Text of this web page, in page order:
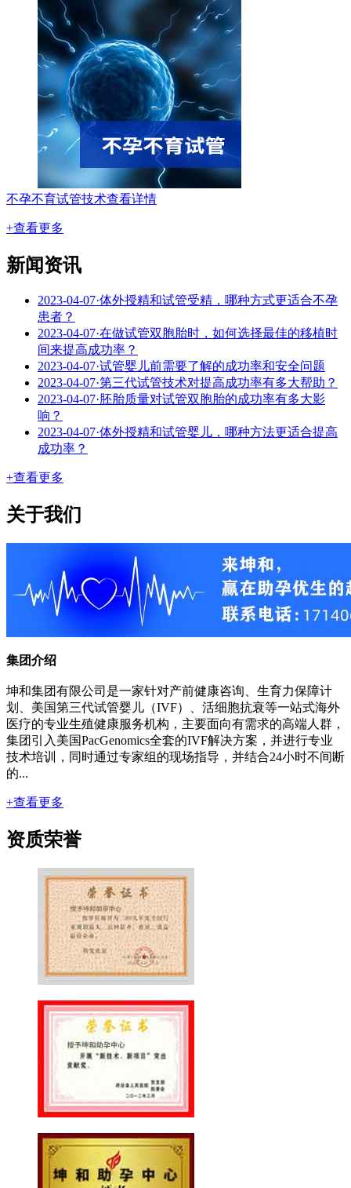
不孕不育试管技术查看详情
+查看更多
新闻资讯
2023-04-07·体外授精和试管受精，哪种方式更适合不孕
患者？
2023-04-07·在做试管双胞胎时，如何选择最佳的移植时
间来提高成功率？
2023-04-07·试管婴儿前需要了解的成功率和安全问题
2023-04-07·第三代试管技术对提高成功率有多大帮助？
2023-04-07·胚胎质量对试管双胞胎的成功率有多大影
响？
2023-04-07·体外授精和试管婴儿，哪种方法更适合提高
成功率？
+查看更多
关于我们
集团介绍
坤和集团有限公司是一家针对产前健康咨询、生育力保障计
划、美国第三代试管婴儿（IVF）、活细胞抗衰等一站式海外
医疗的专业生殖健康服务机构，主要面向有需求的高端人群，
集团引入美国PacGenomics全套的IVF解决方案，并进行专业
技术培训，同时通过专家组的现场指导，并结合24小时不间断
的...
+查看更多
资质荣誉